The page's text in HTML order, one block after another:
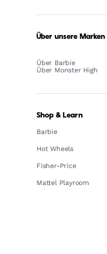
Through
Über unsere Marken
Über Barbie
Über Monster High
Shop & Learn
Barbie
Hot Wheels
Fisher-Price
Mattel Playroom